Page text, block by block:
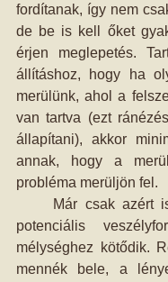
fordítanak, így nem
de be is kell őket
érjen meglepetés.
állításhoz, hogy ha
merülünk, ahol a
van tartva (ezt
állapítani), akkor
annak, hogy a
probléma merüljön fel.
potenciális
mélységhez kötődik.
mennék bele, a